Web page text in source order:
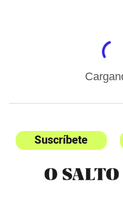
Suscríbete